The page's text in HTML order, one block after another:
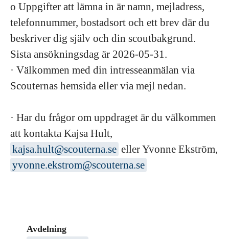
o Uppgifter att lämna in är namn, mejladress,
telefonnummer, bostadsort och ett brev där du
beskriver dig själv och din scoutbakgrund.
Sista ansökningsdag är 2026-05-31.
· Välkommen med din intresseanmälan via
Scouternas hemsida eller via mejl nedan.
· Har du frågor om uppdraget är du välkommen
att kontakta Kajsa Hult,
kajsa.hult@scouterna.se eller Yvonne Ekström,
yvonne.ekstrom@scouterna.se
Avdelning